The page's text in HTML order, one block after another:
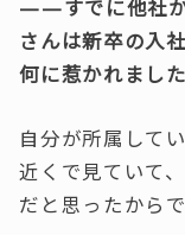
——すでに他社か
さんは新卒の入
何に惹かれました
自分が所属して
近くで見ていて
だと思ったからで